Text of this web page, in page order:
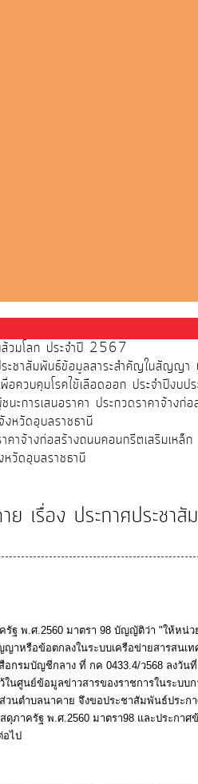
ส้วมโลก ประจำปี 2567
ระชาสัมพันธ์ข้อมูลสาระสำคัญในสัญ
อควบคุมโรคไข้เลือดออก ประจำปีง
นะการเสนอราคา ประกวดราคาจ้า
หวัดอุบลราชธานี
คาจ้างก่อสร้างถนนคอนกรีตเสริมเ
วัดอุบลราชธานี
ย เรื่อง ประกาศประช
ฐ พ.ศ.2560 มาตรา 98 บัญญัติว่า "ให้หน่
าหรือข้อตกลงในระบบเครือข่ายสารสนเ
มบัญชีกลาง ที่ กค 0433.4/ว568 ลงวันที่
นศูนย์ข้อมูลข่าวสารของราชการในระบบ
ส่วนตำบลนาคาย จึงขอประชาสัมพันธ์ปร
ภาครัฐ พ.ศ.2560 มาตรา98 และประกา
อไป